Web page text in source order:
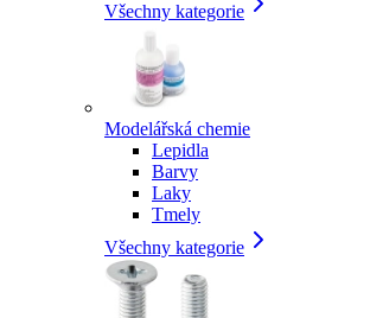
Všechny kategorie
Modelářská chemie
Lepidla
Barvy
Laky
Tmely
Všechny kategorie